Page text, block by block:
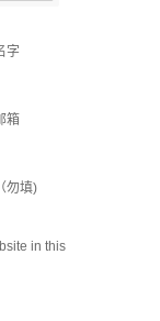
字
箱
（勿填)
in this